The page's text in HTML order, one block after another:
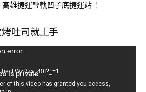
雄捷運輕軌凹子底捷運站 ！
吐司就上手
error.
tLWzRzx_40I?_=1